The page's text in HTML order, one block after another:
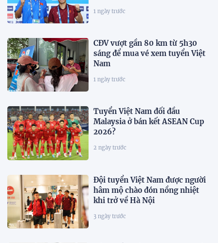
1 ngày trước
CĐV vượt gần 80 km từ 5h30
sáng để mua vé xem tuyển Việt
Nam
1 ngày trước
Tuyển Việt Nam đối đầu
Malaysia ở bán kết ASEAN Cup
2026?
2 ngày trước
Đội tuyển Việt Nam được người
hâm mộ chào đón nồng nhiệt
khi trở về Hà Nội
3 ngày trước